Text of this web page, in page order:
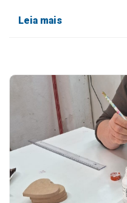
Leia mais